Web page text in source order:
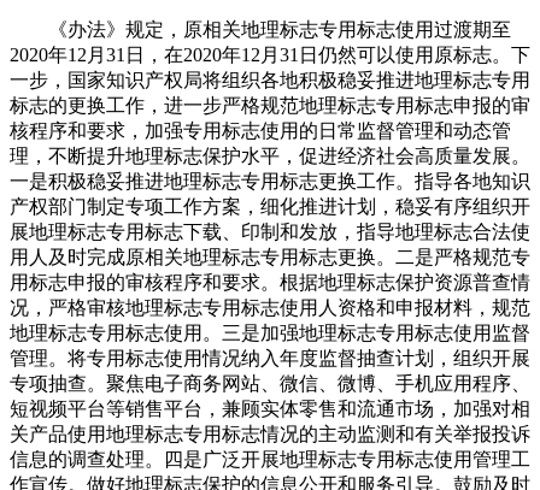
《办法》规定，原相关地理标志专用标志使用过渡期至
2020年12月31日，在2020年12月31日仍然可以使用原标志。下
一步，国家知识产权局将组织各地积极稳妥推进地理标志专用
标志的更换工作，进一步严格规范地理标志专用标志申报的审
核程序和要求，加强专用标志使用的日常监督管理和动态管
理，不断提升地理标志保护水平，促进经济社会高质量发展。
一是积极稳妥推进地理标志专用标志更换工作。指导各地知识
产权部门制定专项工作方案，细化推进计划，稳妥有序组织开
展地理标志专用标志下载、印制和发放，指导地理标志合法使
用人及时完成原相关地理标志专用标志更换。二是严格规范专
用标志申报的审核程序和要求。根据地理标志保护资源普查情
况，严格审核地理标志专用标志使用人资格和申报材料，规范
地理标志专用标志使用。三是加强地理标志专用标志使用监督
管理。将专用标志使用情况纳入年度监督抽查计划，组织开展
专项抽查。聚焦电子商务网站、微信、微博、手机应用程序、
短视频平台等销售平台，兼顾实体零售和流通市场，加强对相
关产品使用地理标志专用标志情况的主动监测和有关举报投诉
信息的调查处理。四是广泛开展地理标志专用标志使用管理工
作宣传。做好地理标志保护的信息公开和服务引导。鼓励及时